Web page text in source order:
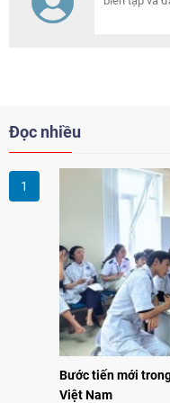
Đọc nhiều
Bước tiến mới
Việt Nam